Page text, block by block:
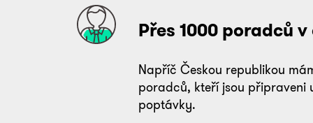
Přes 1000 poradců v
Napříč Českou republikou
poradců, kteří jsou připraveni
poptávky.